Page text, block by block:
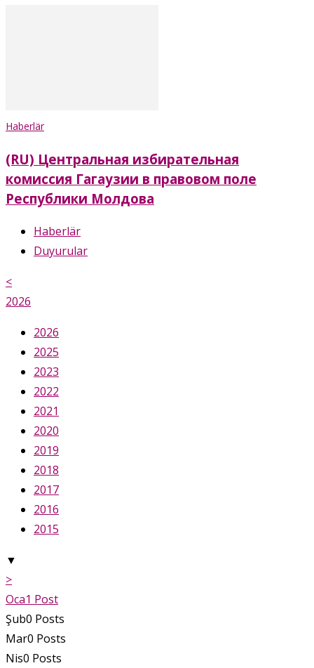
Haberlär
(RU) Центральная избирательная
комиссия Гагаузии в правовом поле
Республики Молдова
Haberlär
Duyurular
<
2026
2026
2025
2023
2022
2021
2020
2019
2018
2017
2016
2015
▼
>
Oca1 Post
Şub0 Posts
Mar0 Posts
Nis0 Posts